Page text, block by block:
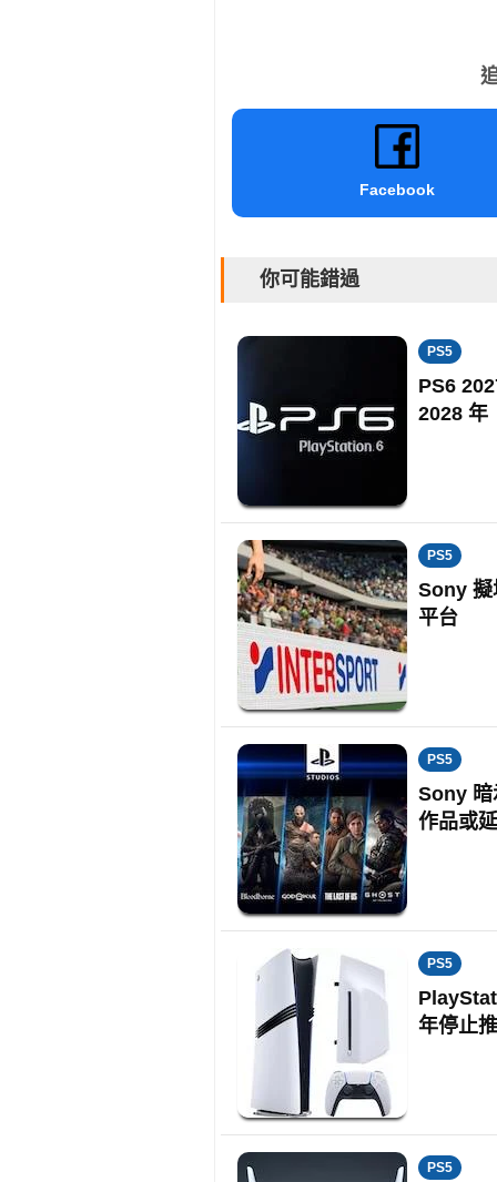
Facebook
你可能錯過
PS5
PS6
2028 年
PS5
Sony
平台
PS5
Sony
作品或
PS5
年停止
PS5